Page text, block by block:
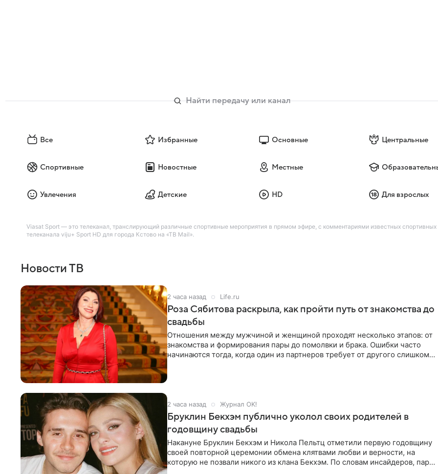
Все Избранные Основные Центральные
Спортивные Новостные Местные
Увлечения Детские HD Для взрослых
Viasat Sport — это телеканал, транслирующий различные спортивные мероприятия в прямом эфире, с комментариями известных
телеканала viju+ Sport HD для города Кстово на «ТВ Mail».
Новости ТВ
2 часа назад Life.ru
Роза Сябитова раскрыла, как пройти путь от знакомства до
свадьбы
Отношения между мужчиной и женщиной проходят несколько этапов: от
знакомства и формирования пары до помолвки и брака. Ошибки часто
начинаются тогда, когда один из партнеров требует от другого слишком
2 часа назад Журнал OK!
Бруклин Бекхэм публично уколол своих родителей в
годовщину свадьбы
Накануне Бруклин Бекхэм и Никола Пельтц отметили первую годовщину
своей повторной церемонии обмена клятвами любви и верности, на
которую не позвали никого из клана Бекхэм. По словам инсайдеров, пара